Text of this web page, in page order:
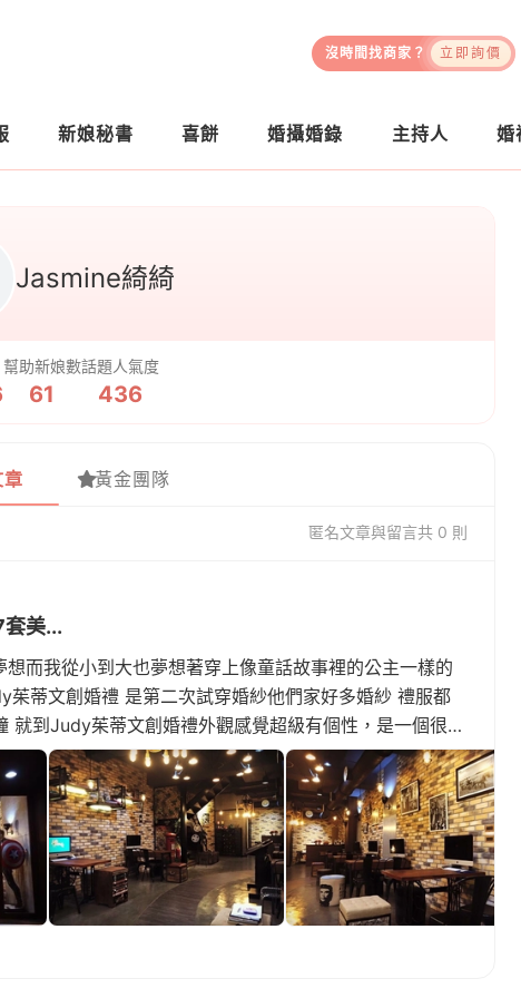
沒時間找商家？ 立即詢價
新娘秘書 喜餅 婚攝婚錄 主持人 婚
Jasmine綺綺
幫助新娘數
61
話題人氣度
436
黃金團隊
匿名文章與留言共 0 則
美...
而我從小到大也夢想著穿上像童話故事裡的公主一樣的
蒂文創婚禮 是第二次試穿婚紗他們家好多婚紗 禮服都
就到Judy茱蒂文創婚禮外觀感覺超級有個性，是一個很令